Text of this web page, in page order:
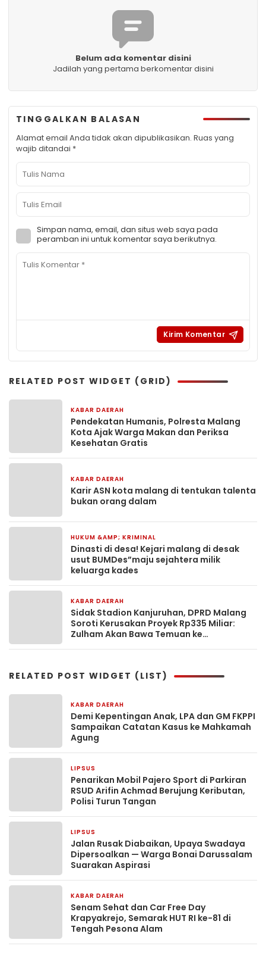
Belum ada komentar disini
Jadilah yang pertama berkomentar disini
TINGGALKAN BALASAN
Alamat email Anda tidak akan dipublikasikan. Ruas yang
wajib ditandai *
Simpan nama, email, dan situs web saya pada
peramban ini untuk komentar saya berikutnya.
RELATED POST WIDGET (GRID)
KABAR DAERAH
Pendekatan Humanis, Polresta Malang
Kota Ajak Warga Makan dan Periksa
Kesehatan Gratis
KABAR DAERAH
Karir ASN kota malang di tentukan talenta
bukan orang dalam
HUKUM &AMP; KRIMINAL
Dinasti di desa! Kejari malang di desak
usut BUMDes”maju sejahtera milik
keluarga kades
KABAR DAERAH
Sidak Stadion Kanjuruhan, DPRD Malang
Soroti Kerusakan Proyek Rp335 Miliar:
Zulham Akan Bawa Temuan ke
RELATED POST WIDGET (LIST)
KABAR DAERAH
Demi Kepentingan Anak, LPA dan GM FKPPI
Sampaikan Catatan Kasus ke Mahkamah
Agung
LIPSUS
Penarikan Mobil Pajero Sport di Parkiran
RSUD Arifin Achmad Berujung Keributan,
Polisi Turun Tangan
LIPSUS
Jalan Rusak Diabaikan, Upaya Swadaya
Dipersoalkan — Warga Bonai Darussalam
Suarakan Aspirasi
KABAR DAERAH
Senam Sehat dan Car Free Day
Krapyakrejo, Semarak HUT RI ke-81 di
Tengah Pesona Alam